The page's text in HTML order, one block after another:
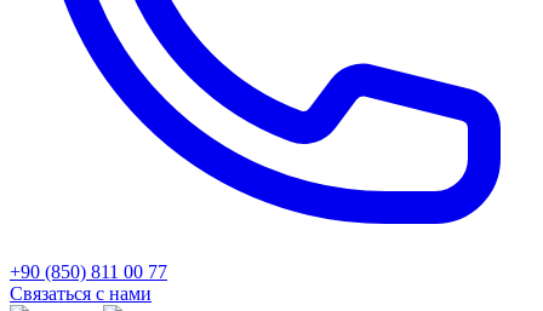
+90 (850) 811 00 77
Связаться с нами